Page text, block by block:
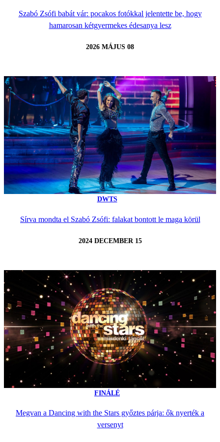
Szabó Zsófi babát vár: pocakos fotókkal jelentette be, hogy
hamarosan kétgyermekes édesanya lesz
2026 MÁJUS 08
DWTS
Sírva mondta el Szabó Zsófi: falakat bontott le maga körül
2024 DECEMBER 15
FINÁLÉ
Megvan a Dancing with the Stars győztes párja: ők nyerték a
versenyt